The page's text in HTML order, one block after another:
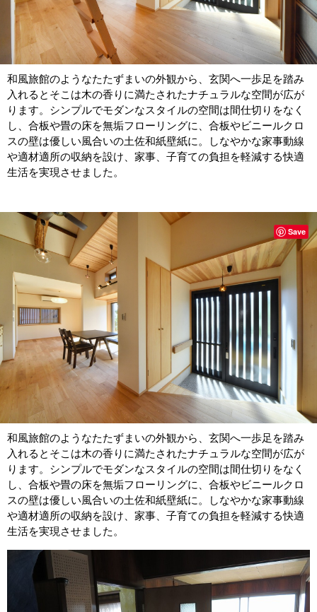
和風旅館のようなたたずまいの外観から、玄関へ一歩足を踏み
入れるとそこは木の香りに満たされたナチュラルな空間が広が
ります。シンプルでモダンなスタイルの空間は間仕切りをなく
し、合板や畳の床を無垢フローリングに、合板やビニールクロ
スの壁は優しい風合いの土佐和紙壁紙に。しなやかな家事動線
や適材適所の収納を設け、家事、子育ての負担を軽減する快適
生活を実現させました。
和風旅館のようなたたずまいの外観から、玄関へ一歩足を踏み
入れるとそこは木の香りに満たされたナチュラルな空間が広が
ります。シンプルでモダンなスタイルの空間は間仕切りをなく
し、合板や畳の床を無垢フローリングに、合板やビニールクロ
スの壁は優しい風合いの土佐和紙壁紙に。しなやかな家事動線
や適材適所の収納を設け、家事、子育ての負担を軽減する快適
生活を実現させました。
Save